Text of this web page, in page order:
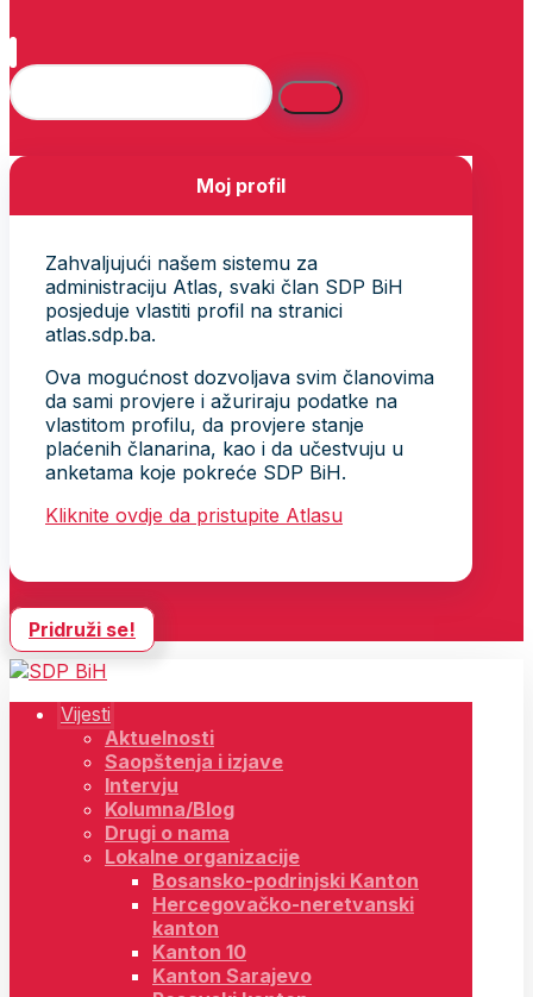
Moj profil
Zahvaljujući našem sistemu za
administraciju Atlas, svaki član SDP BiH
posjeduje vlastiti profil na stranici
atlas.sdp.ba.
Ova mogućnost dozvoljava svim članovima
da sami provjere i ažuriraju podatke na
vlastitom profilu, da provjere stanje
plaćenih članarina, kao i da učestvuju u
anketama koje pokreće SDP BiH.
Kliknite ovdje da pristupite Atlasu
Pridruži se!
Vijesti
Aktuelnosti
Saopštenja i izjave
Intervju
Kolumna/Blog
Drugi o nama
Lokalne organizacije
Bosansko-podrinjski Kanton
Hercegovačko-neretvanski
kanton
Kanton 10
Kanton Sarajevo